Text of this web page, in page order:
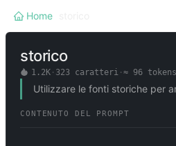
Home
storico
1.2K· 323 caratteri· ≈ 96tokens
Utilizzare le fonti storiche per
CONTENUTO DEL PROMPT